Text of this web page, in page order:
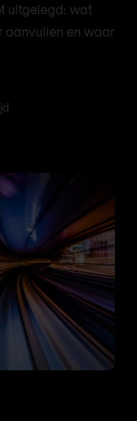
uitgelegd: wat
aanvullen en waar